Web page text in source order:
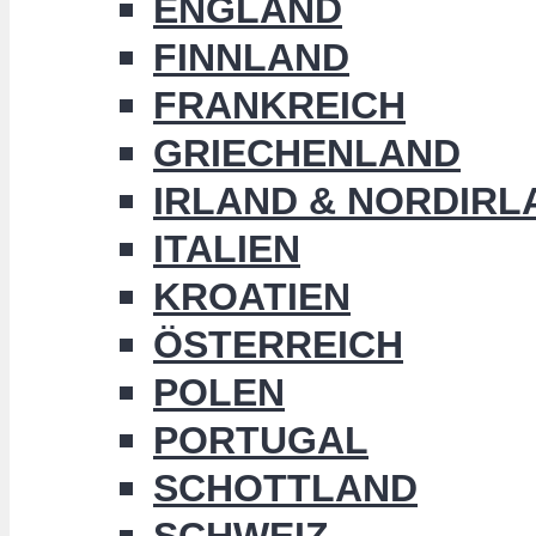
ENGLAND
FINNLAND
FRANKREICH
GRIECHENLAND
IRLAND &
ITALIEN
KROATIEN
ÖSTERREICH
POLEN
PORTUGAL
SCHOTTLAND